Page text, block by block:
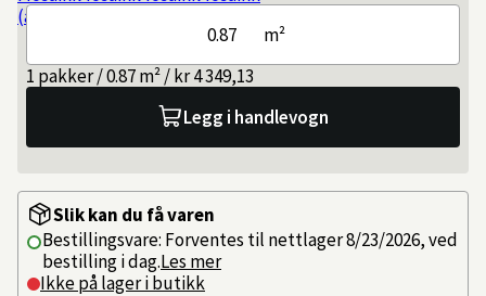
m²
1 pakker / 0.87 m² / kr 4 349,13
Legg i handlevogn
Slik kan du få varen
Bestillingsvare: Forventes til nettlager 8/23/2026, ved
bestilling i dag.Les mer
Ikke på lager i butikk